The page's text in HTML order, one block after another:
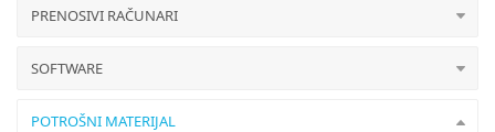
PRENOSIVI RAČUNARI
SOFTWARE
POTROŠNI MATERIJAL